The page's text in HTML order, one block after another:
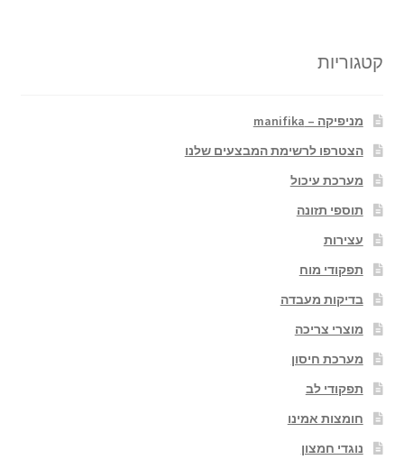
קטגוריות
מניפיקה – manifika
הצטרפו לרשימת המבצעים שלנו
מערכת עיכול
תוספי תזונה
עצירות
תפקודי מוח
בדיקות מעבדה
מוצרי צריכה
מערכת חיסון
תפקודי לב
חומצות אמינו
נוגדי חמצון